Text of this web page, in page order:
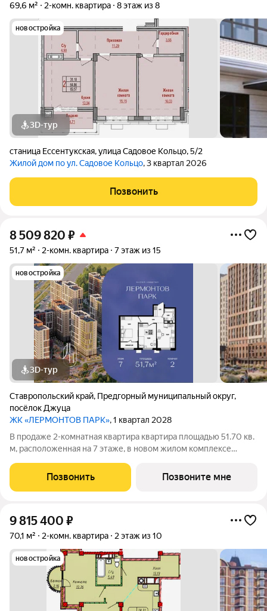
69,6 м² 2-комн. квартира 8 этаж из 8
новостройка
3D-тур
станица Ессентукская,улица Садовое Кольцо,5/2
Жилой дом по ул. Садовое Кольцо, 3 квартал 2026
Позвонить
8 509 820 ₽
51,7 м² 2-комн. квартира 7 этаж из 15
новостройка
3D-тур
Ставропольский край, Предгорный муниципальный округ,
посёлок Джуца
ЖК «ЛЕРМОНТОВ ПАРК», 1 квартал 2028
В продаже 2-комнатная квартира квартира площадью 51.70 кв.
м, расположенная на 7 этаже, в новом жилом комплексе
Проект от застройщика PARADE Development находится в
Ставропольском крае, на
Позвонить Позвоните мне
9 815 400 ₽
70,1 м² 2-комн. квартира 2 этаж из 10
новостройка